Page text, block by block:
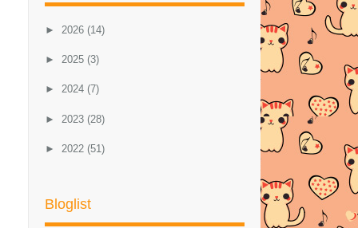
► 2026 (14)
► 2025 (3)
► 2024 (7)
► 2023 (28)
► 2022 (51)
►2020(57)
Bloglist